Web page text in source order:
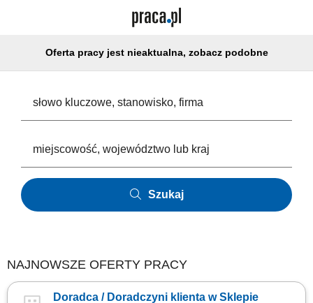
Oferta pracy jest nieaktualna, zobacz podobne
Szukaj
NAJNOWSZE OFERTY PRACY
Doradca / Doradczyni klienta w Sklepie